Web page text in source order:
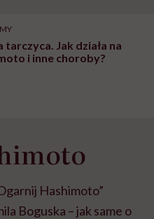
tarczyca. Jak działa na
i inne choroby?
Hashimoto”
Boguska – jak same o